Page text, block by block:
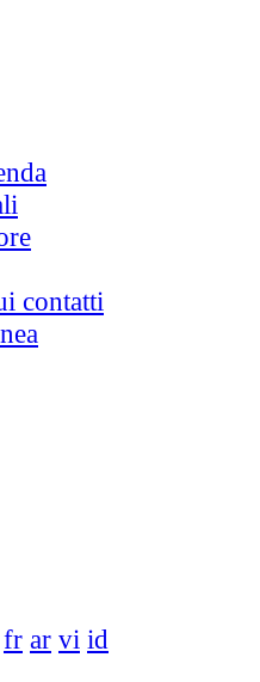
contatti
fr ar vi id